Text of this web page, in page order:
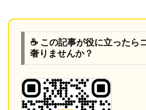
☕ この記事が役に立ったら
奢りませんか？